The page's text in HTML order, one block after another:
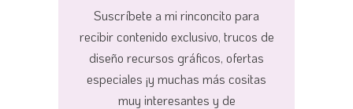
Suscríbete a mi rinconcito para
recibir contenido exclusivo, trucos de
diseño recursos gráficos, ofertas
especiales ¡y muchas más cositas
muy interesantes y de